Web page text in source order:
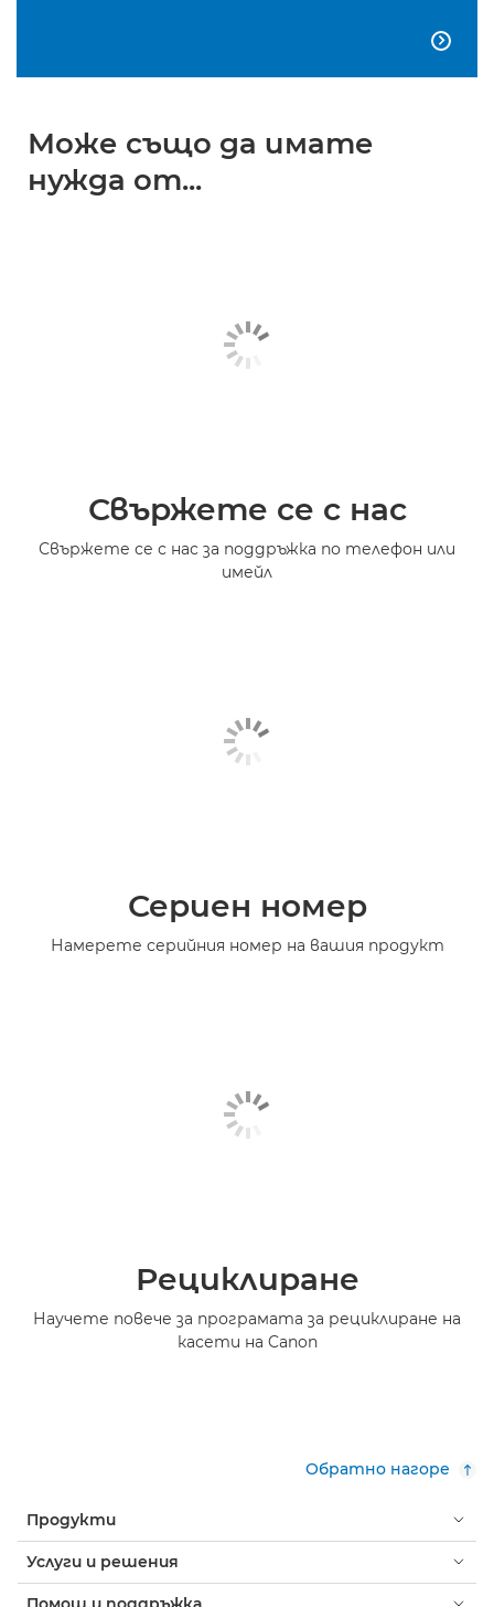

Може също да имате
нужда от...
Свържете се с нас
Свържете се с нас за поддръжка по телефон или
имейл
Сериен номер
Намерете серийния номер на вашия продукт
Рециклиране
Научете повече за програмата за рециклиране на
касети на Canon
Обратно нагоре
Продукти
Услуги и решения